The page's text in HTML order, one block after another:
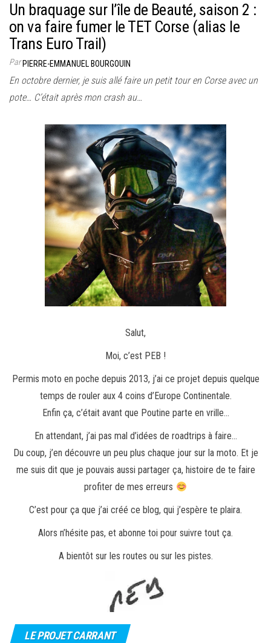
Un braquage sur l’île de Beauté, saison 2 :
on va faire fumer le TET Corse (alias le
Trans Euro Trail)
ParPIERRE-EMMANUEL BOURGOUIN
En octobre dernier, je suis allé faire un petit tour en Corse avec un
pote… C’était après mon crash au…
Salut,
Moi, c’est PEB !
Permis moto en poche depuis 2013, j’ai ce projet depuis quelque
temps de rouler aux 4 coins d’Europe Continentale.
Enfin ça, c’était avant que Poutine parte en vrille…
En attendant, j’ai pas mal d’idées de roadtrips à faire…
Du coup, j’en découvre un peu plus chaque jour sur la moto. Et je
me suis dit que je pouvais aussi partager ça, histoire de te faire
profiter de mes erreurs
C’est pour ça que j’ai créé ce blog, qui j’espère te plaira.
Alors n’hésite pas, et abonne toi pour suivre tout ça.
A bientôt sur les routes ou sur les pistes.
LE PROJET CARRANT